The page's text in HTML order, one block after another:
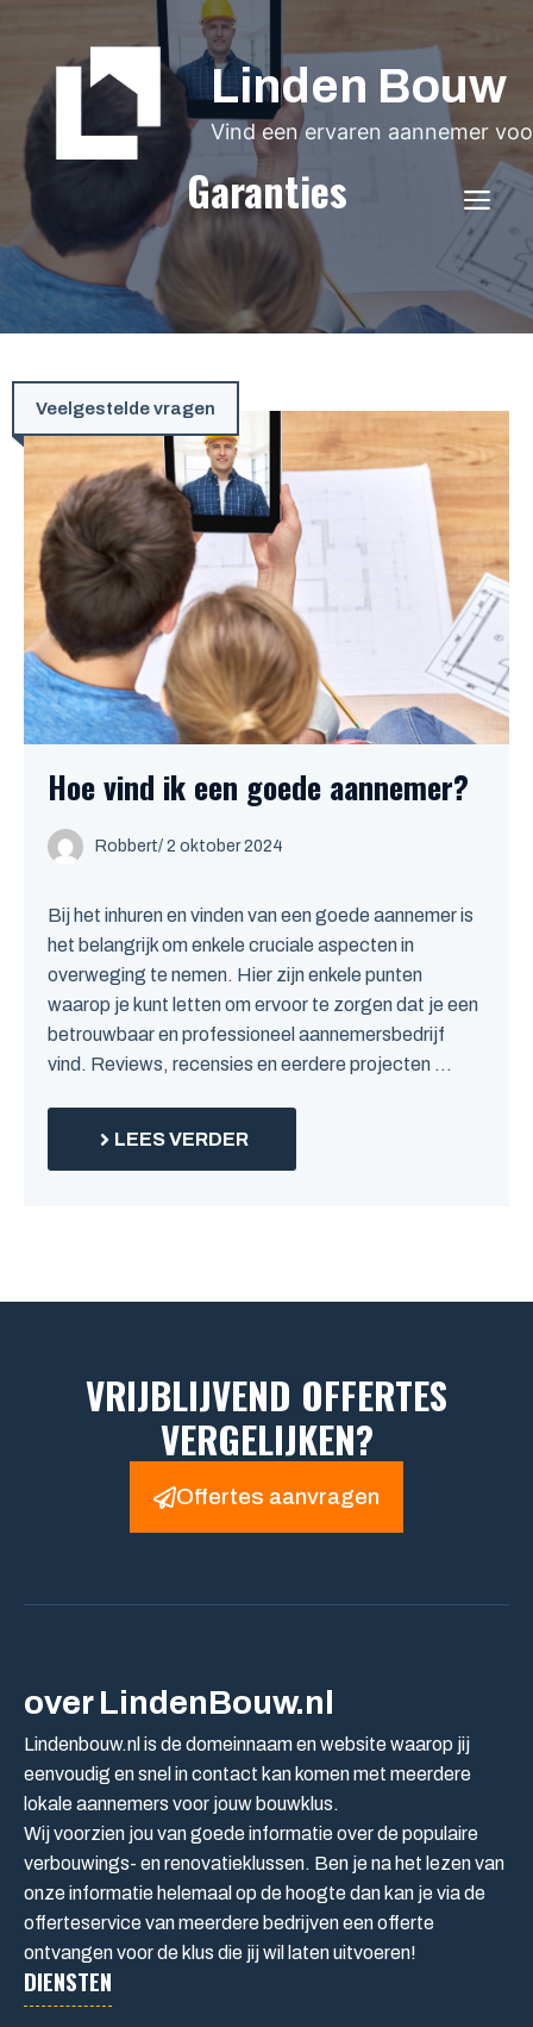
inhoud
Linden Bouw
Vind een ervaren aannemer
Garanties
Veelgestelde vragen
Hoe vind ik een goede aannemer?
Robbert/ 2 oktober 2024
Bij het inhuren en vinden van een goede aannemer is
het belangrijk om enkele cruciale aspecten in
overweging te nemen. Hier zijn enkele punten
waarop je kunt letten om ervoor te zorgen dat je een
betrouwbaar en professioneel aannemersbedrijf
vind. Reviews, recensies en eerdere projecten ...
LEES VERDER
VRIJBLIJVEND OFFERTES
VERGELIJKEN?
Offertes aanvragen
over LindenBouw.nl
Lindenbouw.nl is de domeinnaam en website waarop jij
eenvoudig en snel in contact kan komen met meerdere
lokale aannemers voor jouw bouwklus.
Wij voorzien jou van goede informatie over de populaire
verbouwings- en renovatieklussen. Ben je na het lezen van
onze informatie helemaal op de hoogte dan kan je via de
offerteservice van meerdere bedrijven een offerte
ontvangen voor de klus die jij wil laten uitvoeren!
DIENSTEN